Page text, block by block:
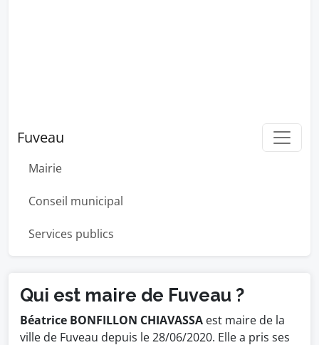
Fuveau
Mairie
Conseil municipal
Services publics
Qui est maire de Fuveau ?
Béatrice BONFILLON CHIAVASSA est maire de la
ville de Fuveau depuis le 28/06/2020. Elle a pris ses